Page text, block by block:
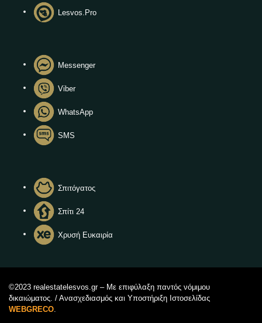
Lesvos.Pro
Messenger
Viber
WhatsApp
SMS
Σπιτόγατος
Σπίτι 24
Χρυσή Ευκαιρία
©2023 realestatelesvos.gr – Με επιφύλαξη παντός νόμιμου
δικαιώματος. / Ανασχεδιασμός και Υποστήριξη Ιστοσελίδας
WEBGRECO.